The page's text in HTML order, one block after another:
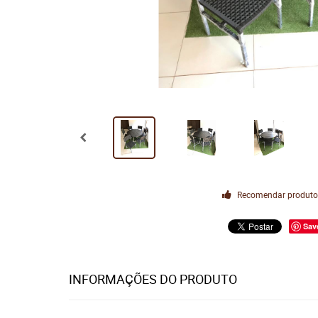
Recomendar produto
INFORMAÇÕES DO PRODUTO